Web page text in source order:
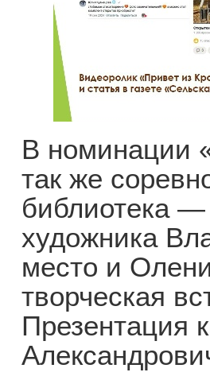
В номинации
так же
библиотека
художника
место и
творческая
Презентация